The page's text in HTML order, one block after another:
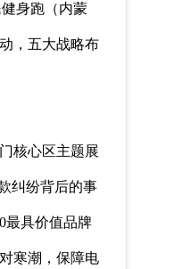
健身跑（内蒙
，五大战略布
核心区主题展
纠纷背后的事
最具价值品牌
寒潮，保障电